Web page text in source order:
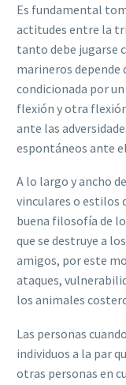
Es fundamental
actitudes entre la
tanto debe jugarse
marineros depende
condicionada por
flexión y otra
ante las
espontáneos ante
A lo largo y ancho
vinculares o estilos
buena filosofía de
que se destruye a
amigos, por este
ataques,
los animales
Las personas
individuos a la par
otras personas en